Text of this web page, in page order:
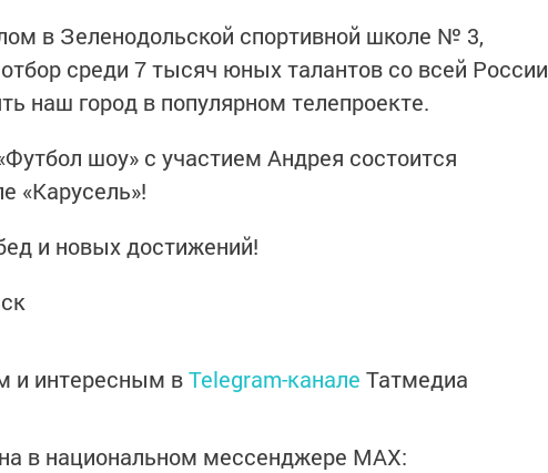
в Зеленодольской спортивной школе № 3,
среди 7 тысяч юных талантов со всей России
наш город в популярном телепроекте.
шоу» с участием Андрея состоится
«Карусель»!
и новых достижений!
и интересным вTelegram-канале Татмедиа
в национальном мессенджере MАХ: